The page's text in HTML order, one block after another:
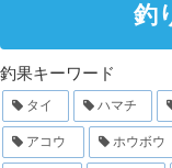
釣
釣果キーワード
タイ ハマチ
アコウ ホウボウ